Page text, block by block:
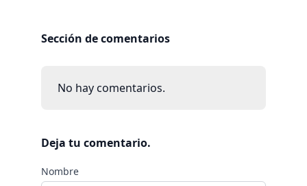
Sección de comentarios
No hay comentarios.
Deja tu comentario.
Nombre